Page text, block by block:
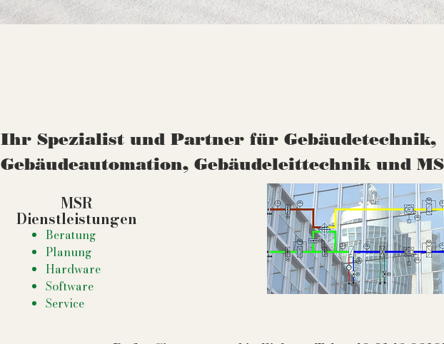
Ihr Spezialist und Partner für Gebäudetechnik,
Gebäudeautomation, Gebäudeleittechnik und
MSR
Dienstleistungen
Beratung
Planung
Hardware
Software
Service